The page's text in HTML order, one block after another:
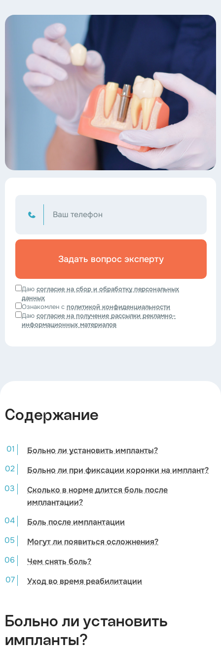
Задать вопрос эксперту
Даю согласие на сбор и обработку персональных
данных
Ознакомлен с политикой конфиденциальности
Даю согласие на получение рассылки рекламно-
информационных материалов
Содержание
Больно ли установить импланты?
Больно ли при фиксации коронки на имплант?
Сколько в норме длится боль после
имплантации?
Боль после имплантации
Могут ли появиться осложнения?
Чем снять боль?
Уход во время реабилитации
Больно ли установить
импланты?